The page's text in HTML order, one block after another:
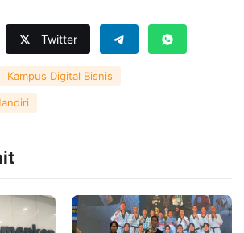
Twitter
Kampus Digital Bisnis